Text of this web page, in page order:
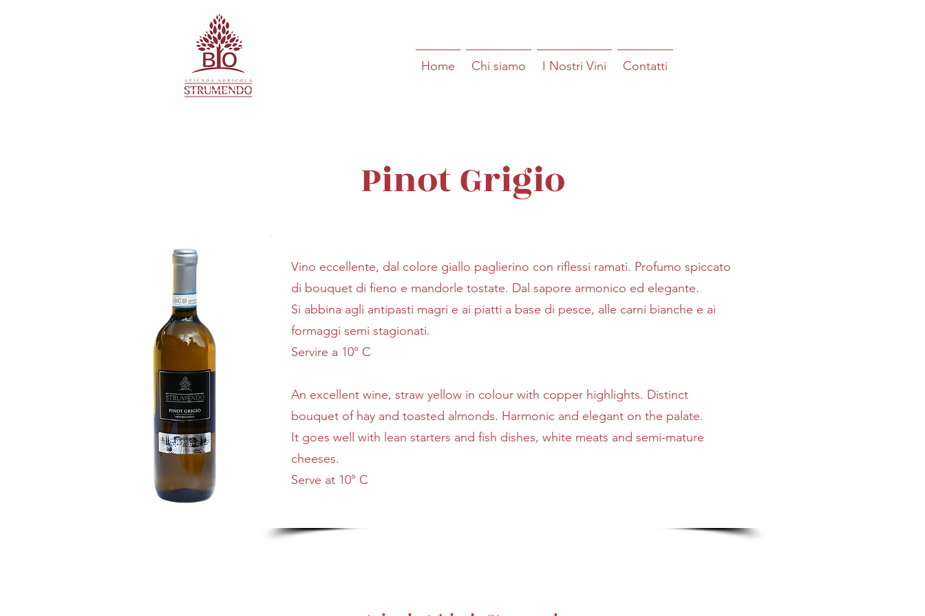
Home Chi siamo I Nostri Vini Contatti
Pinot Grigio
Vino eccellente, dal colore giallo paglierino con riflessi ramati. Profumo spiccato
di bouquet di fieno e mandorle tostate. Dal sapore armonico ed elegante.
Si abbina agli antipasti magri e ai piatti a base di pesce, alle carni bianche e ai
formaggi semi stagionati.
Servire a 10° C
An excellent wine, straw yellow in colour with copper highlights. Distinct
bouquet of hay and toasted almonds. Harmonic and elegant on the palate.
It goes well with lean starters and fish dishes, white meats and semi-mature
cheeses.
Serve at 10° C